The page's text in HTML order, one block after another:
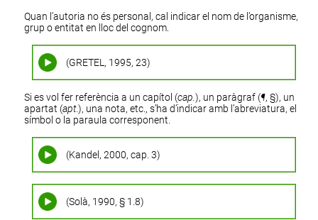
Quan l’autoria no és personal, cal indicar el nom de l’organisme,
grup o entitat en lloc del cognom.
(GRETEL, 1995, 23)
Si es vol fer referència a un capítol (cap.), un paràgraf (¶,§), un
apartat (apt.), una nota, etc., s’ha d’indicar amb l’abreviatura, el
símbol o la paraula corresponent.
(Kandel, 2000, cap. 3)
(Solà, 1990, § 1.8)